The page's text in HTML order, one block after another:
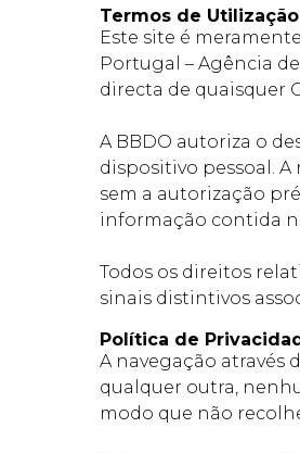
Termos de Utilização
Este site é
Portugal – Agência
directa de quaisquer
A BBDO autoriza o
dispositivo pessoal.
sem a autorização
informação contida
Todos os direitos
sinais distintivos
Política de
A navegação através
qualquer outra,
modo que não